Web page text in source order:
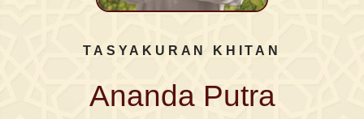
TASYAKURAN KHITAN
Ananda Putra